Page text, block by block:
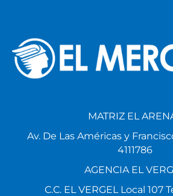
MATRIZ EL
Av. De Las Américas y
4111786
AGENCIA EL
C.C. EL VERGEL Local 107